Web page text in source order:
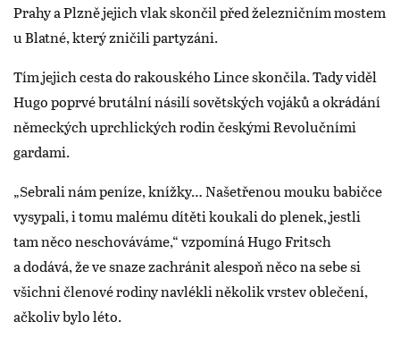
Prahy a Plzně jejich vlak skončil před železničním mostem
u Blatné, který zničili partyzáni.
Tím jejich cesta do rakouského Lince skončila. Tady viděl
Hugo poprvé brutální násilí sovětských vojáků a okrádání
německých uprchlických rodin českými Revolučními
gardami.
„Sebrali nám peníze, knížky… Našetřenou mouku babičce
vysypali, i tomu malému dítěti koukali do plenek, jestli
tam něco neschováváme,“ vzpomíná Hugo Fritsch
a dodává, že ve snaze zachránit alespoň něco na sebe si
všichni členové rodiny navlékli několik vrstev oblečení,
ačkoliv bylo léto.